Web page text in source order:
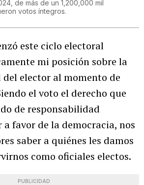
de más de un 1,200,000 mil
votos íntegros.
este ciclo electoral
mi posición sobre la
elector al momento de
el voto el derecho que
de responsabilidad
a favor de la democracia, nos
saber a quiénes les damos
como oficiales electos.
PUBLICIDAD